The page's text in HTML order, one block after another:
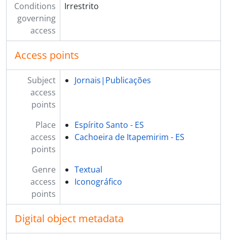
Conditions
governing
access
Irrestrito
Access points
Subject
access
points
Jornais|Publicações
Place
access
points
Espírito Santo - ES
Cachoeira de Itapemirim - ES
Genre
access
points
Textual
Iconográfico
Digital object metadata